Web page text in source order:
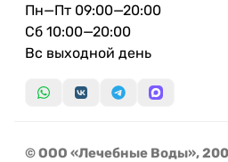
Пн—Пт 09:00—20:00
Сб 10:00—20:00
Вс выходной день
© ООО «Лечебные Воды»,